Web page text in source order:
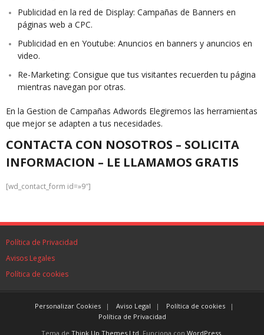
Publicidad en la red de Display: Campañas de Banners en
páginas web a CPC.
Publicidad en en Youtube: Anuncios en banners y anuncios en
video.
Re-Marketing: Consigue que tus visitantes recuerden tu página
mientras navegan por otras.
En la Gestion de Campañas Adwords Elegiremos las herramientas
que mejor se adapten a tus necesidades.
CONTACTA CON NOSOTROS – SOLICITA
INFORMACION – LE LLAMAMOS GRATIS
[wd_contact_form id=»9″]
Política de Privacidad
Avisos Legales
Política de cookies
Personalizar Cookies Aviso Legal
Política de cookies
Política de Privacidad
Tema de Think Up Themes Ltd . Funciona con WordPress